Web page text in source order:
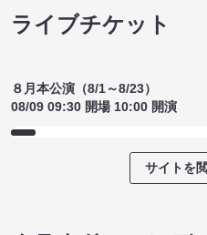
（8/10 17:45）
¥1300(税込)
サイトを
ライブチケット